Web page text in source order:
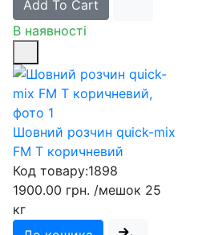
Add To Cart
В наявності
Шовний розчин quick-mix
FM T коричневий
Код товару:1898
1900.00 грн. /мешок 25
кг